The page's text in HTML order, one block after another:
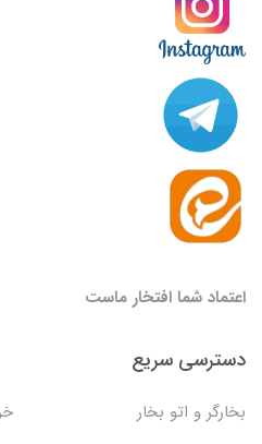
اعتماد شما افتخار ماست
دسترسی سریع
بخارگر و اتو بخار